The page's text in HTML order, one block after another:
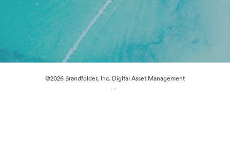
©2026 Brandfolder, Inc. Digital Asset Management
·